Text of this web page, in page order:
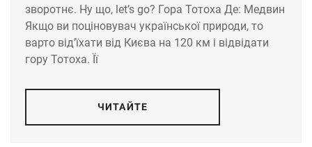
зворотнє. Ну що, let’s go? Гора Тотоха Де: Медвин
Якщо ви поціновувач української природи, то
варто від’їхати від Києва на 120 км і відвідати
гору Тотоха. Її
ЧИТАЙТЕ